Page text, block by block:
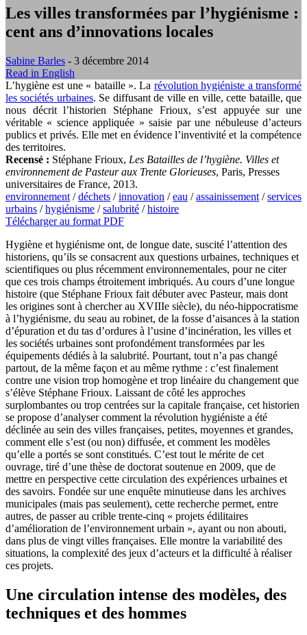
Les villes transformées par l’hygiénisme :
cent ans d’innovations locales
Sabine Barles - 3 décembre 2014
Read in English
L’hygiène est une « bataille ». La révolution hygiéniste a transformé
les sociétés urbaines. Se diffusant de ville en ville, cette bataille, que
nous décrit l’historien Stéphane Frioux, s’est appuyée sur une
véritable « science appliquée » saisie par une nébuleuse d’acteurs
publics et privés. Elle met en évidence l’inventivité et la compétence
des territoires.
Recensé : Stéphane Frioux, Les Batailles de l’hygiène. Villes et
environnement de Pasteur aux Trente Glorieuses, Paris, Presses
universitaires de France, 2013.
environnement /déchets /innovation /eau /assainissement /services
urbains /hygiénisme /salubrité /histoire
Télécharger au format PDF
Hygiène et hygiénisme ont, de longue date, suscité l’attention des
historiens, qu’ils se consacrent aux questions urbaines, techniques et
scientifiques ou plus récemment environnementales, pour ne citer
que ces trois champs étroitement imbriqués. Au cours d’une longue
histoire (que Stéphane Frioux fait débuter avec Pasteur, mais dont
les origines sont à chercher au XVIIIe siècle), du néo-hippocratisme
à l’hygiénisme, du seau au robinet, de la fosse d’aisances à la station
d’épuration et du tas d’ordures à l’usine d’incinération, les villes et
les sociétés urbaines sont profondément transformées par les
équipements dédiés à la salubrité. Pourtant, tout n’a pas changé
partout, de la même façon et au même rythme : c’est finalement
contre une vision trop homogène et trop linéaire du changement que
s’élève Stéphane Frioux. Laissant de côté les approches
surplombantes ou trop centrées sur la capitale française, cet historien
se propose d’analyser comment la révolution hygiéniste a été
déclinée au sein des villes françaises, petites, moyennes et grandes,
comment elle s’est (ou non) diffusée, et comment les modèles
qu’elle a portés se sont constitués. C’est tout le mérite de cet
ouvrage, tiré d’une thèse de doctorat soutenue en 2009, que de
mettre en perspective cette circulation des expériences urbaines et
des savoirs. Fondée sur une enquête minutieuse dans les archives
municipales (mais pas seulement), cette recherche permet, entre
autres, de passer au crible trente-cinq « projets édilitaires
d’amélioration de l’environnement urbain », ayant ou non abouti,
dans plus de vingt villes françaises. Elle montre la variabilité des
situations, la complexité des jeux d’acteurs et la difficulté à réaliser
ces projets.
Une circulation intense des modèles, des
techniques et des hommes